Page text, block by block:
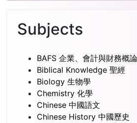
Subjects
BAFS 企業、會計與財務概論
Biblical Knowledge 聖經
Biology 生物學
Chemistry 化學
Chinese 中國語文
Chinese History 中國歷史